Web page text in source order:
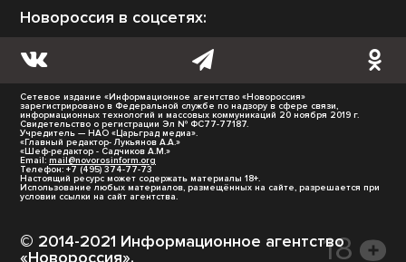
Новороссия в соцсетях:
Сетевое издание «Информационное агентство «Новороссия»
зарегистрировано в Федеральной службе по надзору в сфере связи,
информационных технологий и массовых коммуникаций 20 ноября 2019 г.
Свидетельство о регистрации Эл № ФС77-77187.
Учредитель — НАО «Царьград медиа».
«Главный редактор- Лукьянов А.А.»
«Шеф-редактор - Садчиков А.М.»
Email: mail@novorosinform.org
Телефон: +7 (495) 374-77-73
Настоящий ресурс может содержать материалы 18+.
Использование любых материалов, размещённых на сайте, разрешается при
условии ссылки на сайт агентства.
© 2014-2021 Информационное агентство
«Новороссия».